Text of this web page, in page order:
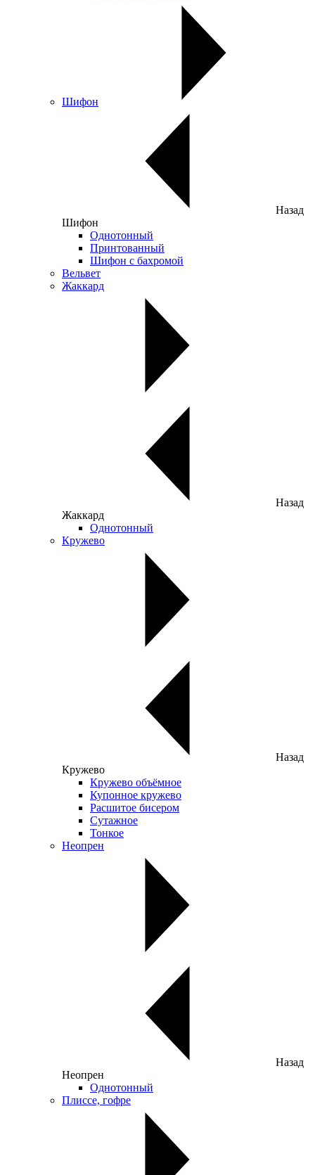
Шифон
Назад
Шифон
Однотонный
Принтованный
Шифон с бахромой
Вельвет
Жаккард
Назад
Жаккард
Однотонный
Кружево
Назад
Кружево
Кружево объёмное
Купонное кружево
Расшитое бисером
Сутажное
Тонкое
Неопрен
Назад
Неопрен
Однотонный
Плиссе, гофре